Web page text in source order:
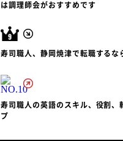
は調理師会がおすすめです
寿司職人、静岡焼津で転職するな
寿司職人の英語のスキル、役割、
プ